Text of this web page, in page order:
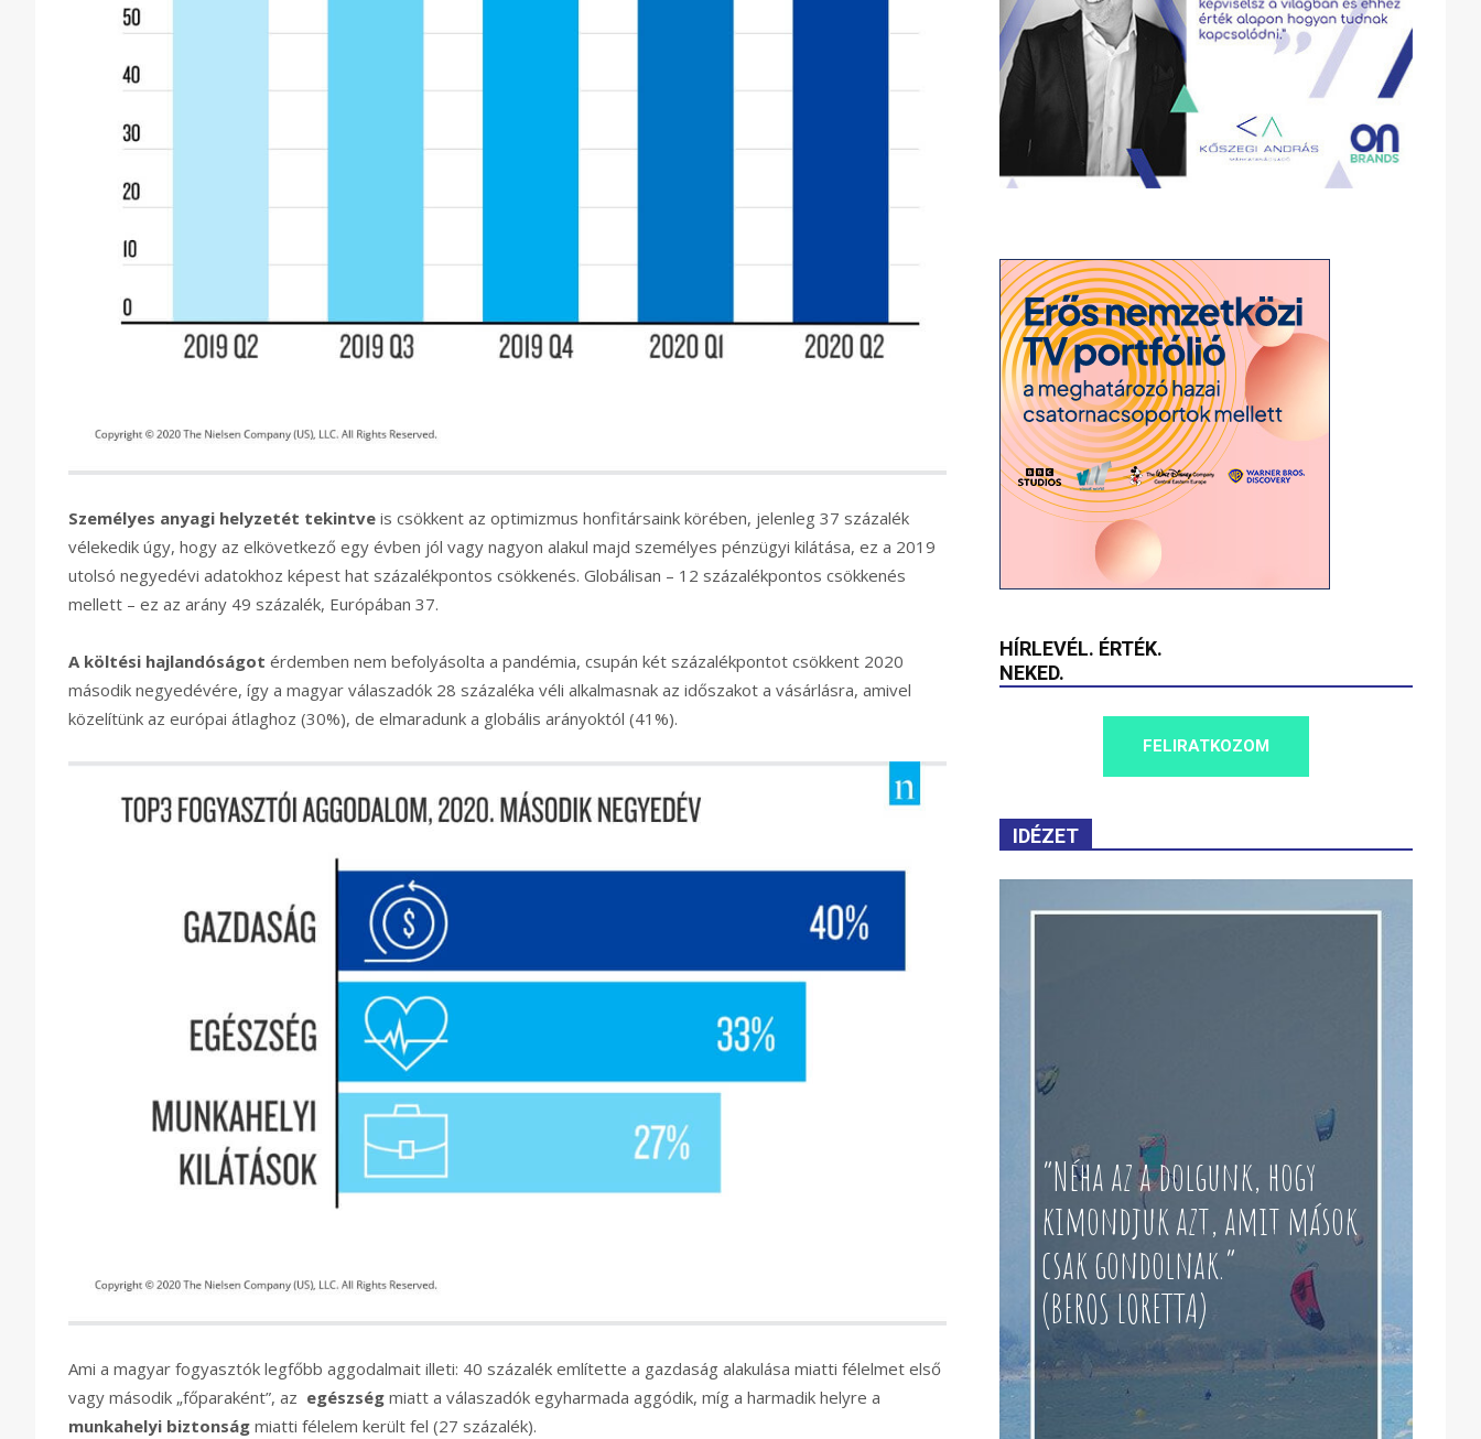
Személyes anyagi helyzetét tekintve is csökkent az optimizmus honfitársaink körében, jelenleg 37 százalék
vélekedik úgy, hogy az elkövetkező egy évben jól vagy nagyon alakul majd személyes pénzügyi kilátása, ez a 2019
utolsó negyedévi adatokhoz képest hat százalékpontos csökkenés. Globálisan – 12 százalékpontos csökkenés
mellett – ez az arány 49 százalék, Európában 37.
A költési hajlandóságot érdemben nem befolyásolta a pandémia, csupán két százalékpontot csökkent 2020
második negyedévére, így a magyar válaszadók 28 százaléka véli alkalmasnak az időszakot a vásárlásra, amivel
közelítünk az európai átlaghoz (30%), de elmaradunk a globális arányoktól (41%).
Ami a magyar fogyasztók legfőbb aggodalmait illeti: 40 százalék említette a gazdaság alakulása miatti félelmet első
vagy második „főparaként”, az egészség miatt a válaszadók egyharmada aggódik, míg a harmadik helyre a
munkahelyi biztonság miatti félelem került fel (27 százalék).
HÍRLEVÉL. ÉRTÉK.
NEKED.
FELIRATKOZOM
IDÉZET
“Néha az a dolgunk, hogy
kimondjuk azt, amit mások
csak gondolnak.”
(BEROS LORETTA)